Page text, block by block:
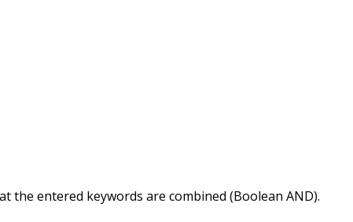
the entered keywords are combined (Boolean AND).